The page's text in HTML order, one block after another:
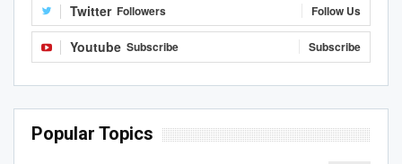
Twitter Followers Follow Us
Youtube Subscribe Subscribe
Popular Topics